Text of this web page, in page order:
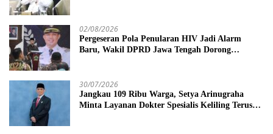
02/08/2026
Pergeseran Pola Penularan HIV Jadi Alarm
Baru, Wakil DPRD Jawa Tengah Dorong
30/07/2026
Jangkau 109 Ribu Warga, Setya Arinugraha
Minta Layanan Dokter Spesialis Keliling Terus